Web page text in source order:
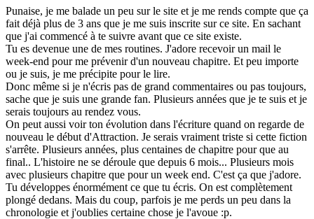
Punaise, je me balade un peu sur le site et je me rends compte que ça
fait déjà plus de 3 ans que je me suis inscrite sur ce site. En sachant
que j'ai commencé à te suivre avant que ce site existe.
Tu es devenue une de mes routines. J'adore recevoir un mail le
week-end pour me prévenir d'un nouveau chapitre. Et peu importe
ou je suis, je me précipite pour le lire.
Donc même si je n'écris pas de grand commentaires ou pas toujours,
sache que je suis une grande fan. Plusieurs années que je te suis et je
serais toujours au rendez vous.
On peut aussi voir ton évolution dans l'écriture quand on regarde de
nouveau le début d'Attraction. Je serais vraiment triste si cette fiction
s'arrête. Plusieurs années, plus centaines de chapitre pour que au
final.. L'histoire ne se déroule que depuis 6 mois... Plusieurs mois
avec plusieurs chapitre que pour un week end. C'est ça que j'adore.
Tu développes énormément ce que tu écris. On est complètement
plongé dedans. Mais du coup, parfois je me perds un peu dans la
chronologie et j'oublies certaine chose je l'avoue :p.